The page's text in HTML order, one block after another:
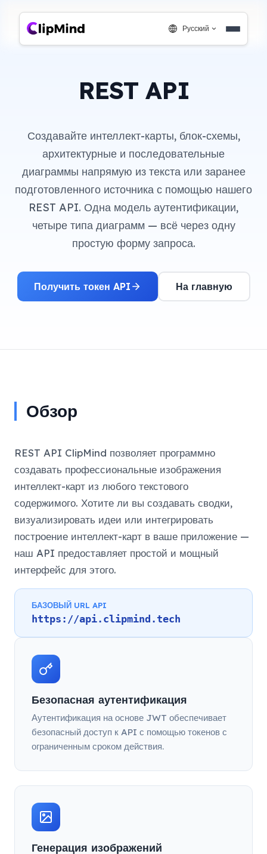
Русский
REST API
Создавайте интеллект-карты, блок-схемы,
архитектурные и последовательные
диаграммы напрямую из текста или заранее
подготовленного источника с помощью нашего
REST API. Одна модель аутентификации,
четыре типа диаграмм — всё через одну
простую форму запроса.
Получить токен API На главную
Обзор
REST API ClipMind позволяет программно
создавать профессиональные изображения
интеллект-карт из любого текстового
содержимого. Хотите ли вы создавать сводки,
визуализировать идеи или интегрировать
построение интеллект-карт в ваше приложение —
наш API предоставляет простой и мощный
интерфейс для этого.
БАЗОВЫЙ URL API
https://api.clipmind.tech
Безопасная аутентификация
Аутентификация на основе JWT обеспечивает
безопасный доступ к API с помощью токенов с
ограниченным сроком действия.
Генерация изображений